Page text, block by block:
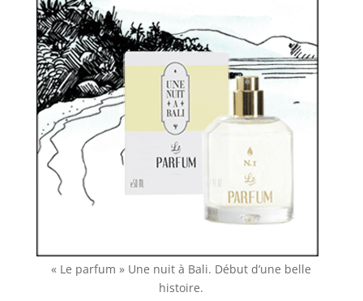
« Le parfum » Une nuit à Bali. Début d’une belle
histoire.